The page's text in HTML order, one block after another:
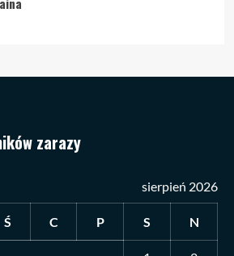
zarazy
sierpień 2026
Ś C P S N